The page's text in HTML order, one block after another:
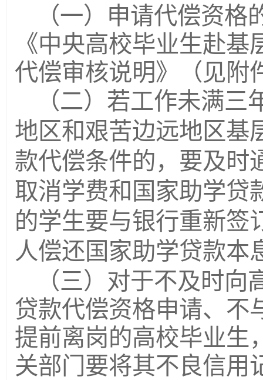
（一）申请代偿资
《中央高校毕业生赴
代偿审核说明》（见附
（二）若工作未满
地区和艰苦边远地区基
款代偿条件的，要及时
取消学费和国家助学贷
的学生要与银行重新签
人偿还国家助学贷款本
（三）对于不及时
贷款代偿资格申请、不
提前离岗的高校毕业生
关部门要将其不良信用